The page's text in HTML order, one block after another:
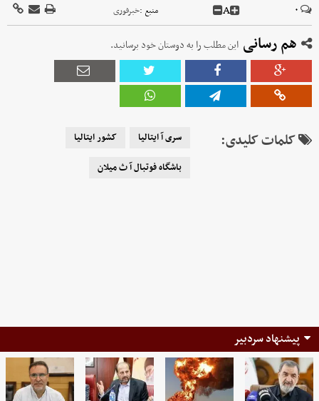
۰ A منبع :خبرفوری
هم رسانی این مطلب را به دوستان خود برسانید.
کلمات کلیدی: سری آ ایتالیا
کشور ایتالیا
باشگاه فوتبال آ ث میلان
پیشنهاد سردبیر